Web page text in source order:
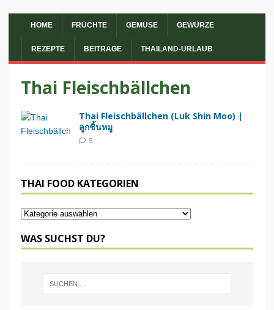
HOME FRÜCHTE GEMÜSE GEWÜRZE
REZEPTE BEITRÄGE THAILAND-URLAUB
Thai Fleischbällchen
Thai Fleischbällchen (Luk Shin Moo) |
ลูกชิ้นหมู
5
THAI FOOD KATEGORIEN
WAS SUCHST DU?